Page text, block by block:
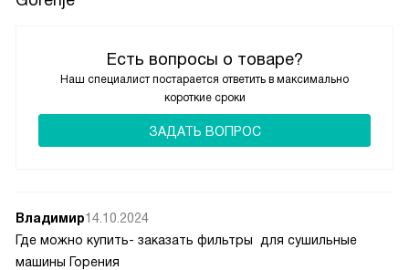
Каждый день я убеждаюсь, что сделала правильный
выбор. Теперь стирка и сушка — это не утомительное
занятие, а приятная рутина, которая экономит мое время
Есть вопросы о товаре?
Наш специалист постарается ответить в максимально
короткие сроки
ЗАДАТЬ ВОПРОС
Владимир14.10.2024
Где можно купить- заказать фильтры для сушильные
машины Горения